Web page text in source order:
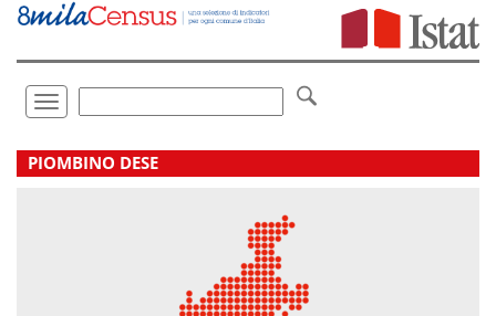
Vai
direttamente
Toggle
navigation
.
PIOMBINO DESE